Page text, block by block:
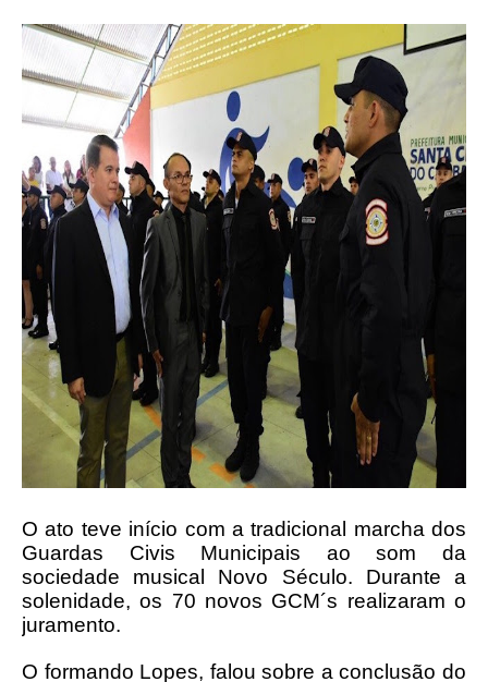
O ato teve início com a tradicional marcha dos
Guardas Civis Municipais ao som da
sociedade musical Novo Século. Durante a
solenidade, os 70 novos GCM´s realizaram o
juramento.
O formando Lopes, falou sobre a conclusão do